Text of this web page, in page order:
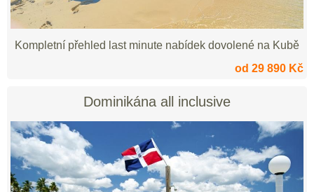
Kompletní přehled last minute nabídek dovolené na Kubě
od 29 890 Kč
Dominikána all inclusive